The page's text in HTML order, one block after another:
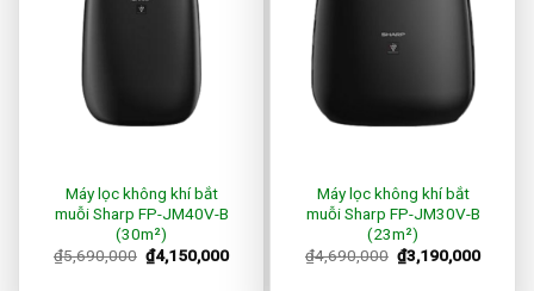
Máy lọc không khí bắt
muỗi Sharp FP-JM40V-B
(30m²)
₫5,690,000 ₫4,150,000
Máy lọc không khí bắt
muỗi Sharp FP-JM30V-B
(23m²)
₫4,690,000 ₫3,190,000